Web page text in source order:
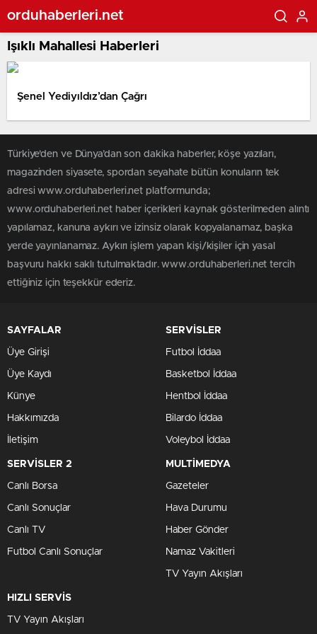
orduhaberleri.net
Işıklı Mahallesi Haberleri
Şenel Yediyıldız’dan Çağrı
Türkiye'den ve Dünya’dan son dakika haberler, köşe yazıları,
magazinden siyasete, spordan seyahate bütün konuların tek
adresi www.orduhaberleri.net platformunda;
www.orduhaberleri.net haber içerikleri kaynak gösterilmeden alıntı
yapılamaz, kanuna aykırı ve izinsiz olarak kopyalanamaz, başka
yerde yayınlanamaz. Aykırı işlem yapan kişi/kişiler için yasal
başvuru hakkı saklı tutulmaktadır. www.orduhaberleri.net tercih
ettiğiniz için teşekkür ederiz.
SAYFALAR
Üye Girişi
Üye Kaydı
Künye
Hakkımızda
İletişim
SERVİSLER
Futbol İddaa
Basketbol İddaa
Hentbol İddaa
Bilardo İddaa
Voleybol İddaa
SERVİSLER 2
Canlı Borsa
Canlı Sonuçlar
Canlı TV
Futbol Canlı Sonuçlar
MULTİMEDYA
Gazeteler
Hava Durumu
Haber Gönder
Namaz Vakitleri
TV Yayın Akışları
HIZLI SERVİS
TV Yayın Akışları